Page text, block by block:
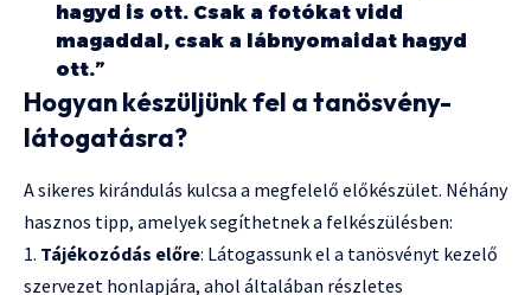
hagyd is ott. Csak a fotókat vidd
magaddal, csak a lábnyomaidat hagyd
ott.”
Hogyan készüljünk fel a tanösvény-
látogatásra?
A sikeres kirándulás kulcsa a megfelelő előkészület. Néhány
hasznos tipp, amelyek segíthetnek a felkészülésben:
Tájékozódás előre: Látogassunk el a tanösvényt kezelő
szervezet honlapjára, ahol általában részletes